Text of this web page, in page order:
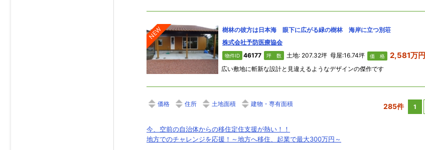
NEW
樹林の彼方は日本海 眼下に広がる緑の樹林 海岸に立つ別荘
株式会社予防医療協会
物件ID 46177 坪 数 土地: 207.32坪 母屋:16.74坪 価 格 2,581万円
広い敷地に斬新な設計と見違えるようなデザインの傑作です
価格 住所 土地面積 建物・専有面積 285件 1
今、空前の自治体からの移住定住支援が熱い！！
地方でのチャレンジを応援！～地方へ移住、起業で最大300万円～